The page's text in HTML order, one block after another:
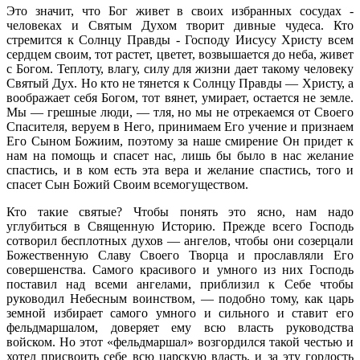
Это значит, что Бог живет в своих избранных сосудах -
человеках и Святым Духом творит дивные чудеса. Кто
стремится к Солнцу Правды - Господу Иисусу Христу всем
сердцем своим, тот растет, цветет, возвышается до неба, живет
с Богом. Теплоту, влагу, силу для жизни дает такому человеку
Святый Дух. Ho кто не тянется к Солнцу Правды — Христу, а
воображает себя Богом, тот вянет, умирает, остается не земле.
Мы — грешные люди, — тля, но мы не отрекаемся от Своего
Спасителя, веруем в Него, принимаем Его учение и признаем
Его Сыном Божиим, поэтому за наше смирение Он придет к
нам на помощь и спасет нас, лишь бы было в нас желание
спастись, и в ком есть эта вера и желание спастись, того и
спасет Сын Божий Своим всемогуществом.
Кто такие святые? Чтобы понять это ясно, нам надо
углубиться в Священную Историю. Прежде всего Господь
сотворил бесплотных духов — ангелов, чтобы они созерцали
Божественную Славу Своего Творца и прославляли Его
совершенства. Самого красивого и умного из них Господь
поставил над всеми ангелами, приблизил к Себе чтобы
руководил Небесным воинством, — подобно тому, как царь
земной избирает самого умного и сильного и ставит его
фельдмаршалом, доверяет ему всю власть руководства
войском. Но этот «фельдмаршал» возгордился такой честью и
хотел присвоить себе всю царскую власть, и за эту гордость